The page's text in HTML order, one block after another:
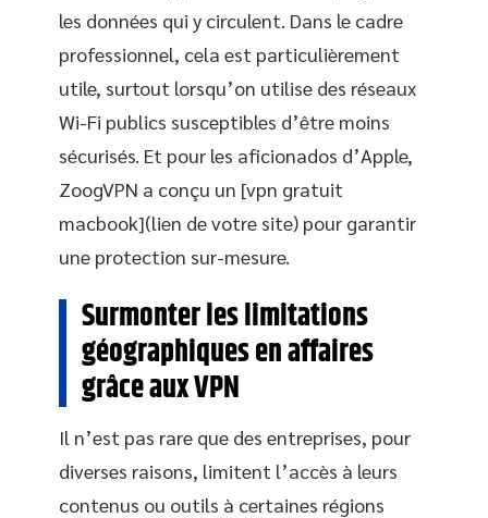
les données qui y circulent. Dans le cadre
professionnel, cela est particulièrement
utile, surtout lorsqu’on utilise des réseaux
Wi-Fi publics susceptibles d’être moins
sécurisés. Et pour les aficionados d’Apple,
ZoogVPN a conçu un [vpn gratuit
macbook](lien de votre site) pour garantir
une protection sur-mesure.
Surmonter les limitations
géographiques en affaires
grâce aux VPN
Il n’est pas rare que des entreprises, pour
diverses raisons, limitent l’accès à leurs
contenus ou outils à certaines régions